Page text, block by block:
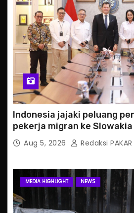
Indonesia jajaki peluang
pekerja migran ke Slowakia
Aug 5, 2026 Redaksi PAKAR
MEDIA HIGHLIGHT NEWS